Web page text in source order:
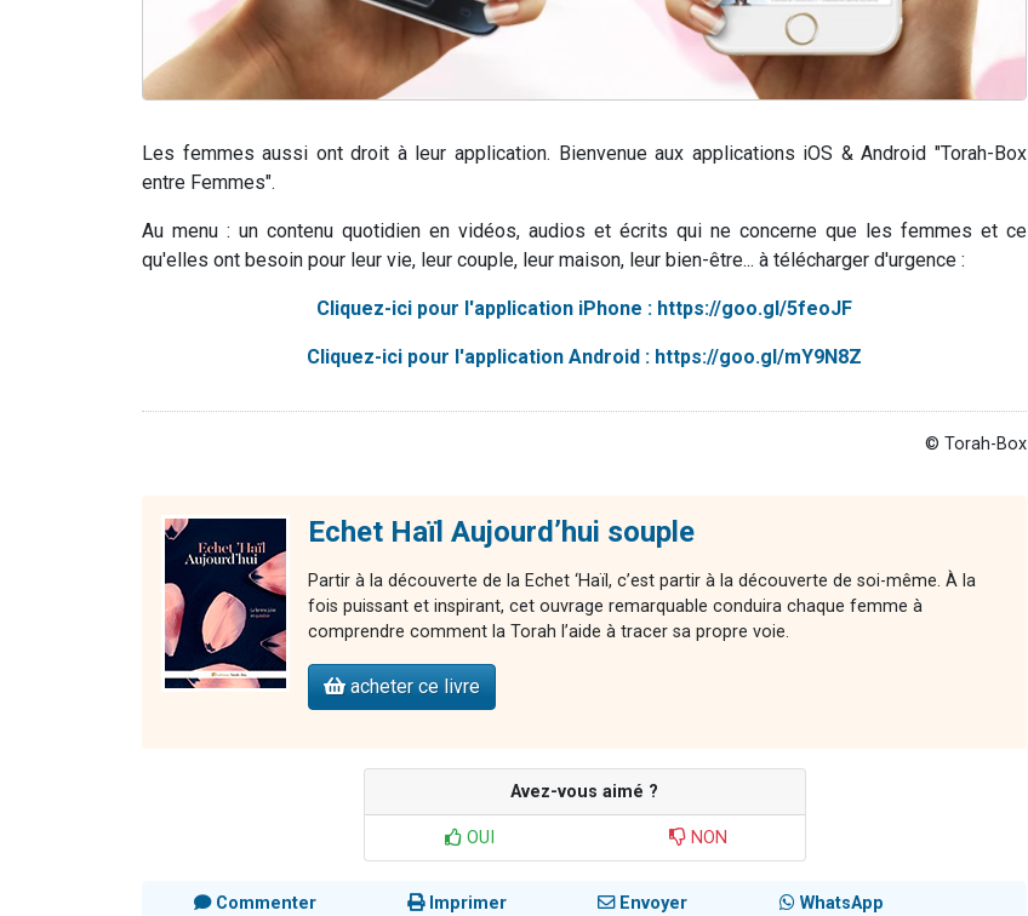
Les femmes aussi ont droit à leur application. Bienvenue aux applications iOS & Android "Torah-Box
entre Femmes".
Au menu : un contenu quotidien en vidéos, audios et écrits qui ne concerne que les femmes et ce
qu'elles ont besoin pour leur vie, leur couple, leur maison, leur bien-être... à télécharger d'urgence :
Cliquez-ici pour l'application iPhone : https://goo.gl/5feoJF
Cliquez-ici pour l'application Android : https://goo.gl/mY9N8Z
© Torah-Box
Echet Haïl Aujourd’hui souple
Partir à la découverte de la Echet ‘Haïl, c’est partir à la découverte de soi-même. À la
fois puissant et inspirant, cet ouvrage remarquable conduira chaque femme à
comprendre comment la Torah l’aide à tracer sa propre voie.
acheter ce livre
Avez-vous aimé ?
OUI NON
Commenter Imprimer Envoyer WhatsApp